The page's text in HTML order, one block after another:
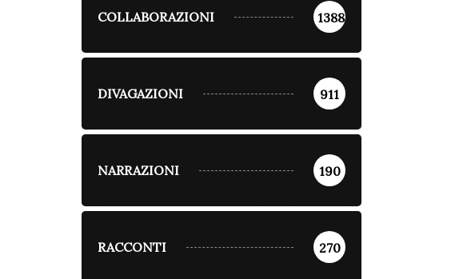
COLLABORAZIONI 1388
DIVAGAZIONI 911
NARRAZIONI 190
RACCONTI 270